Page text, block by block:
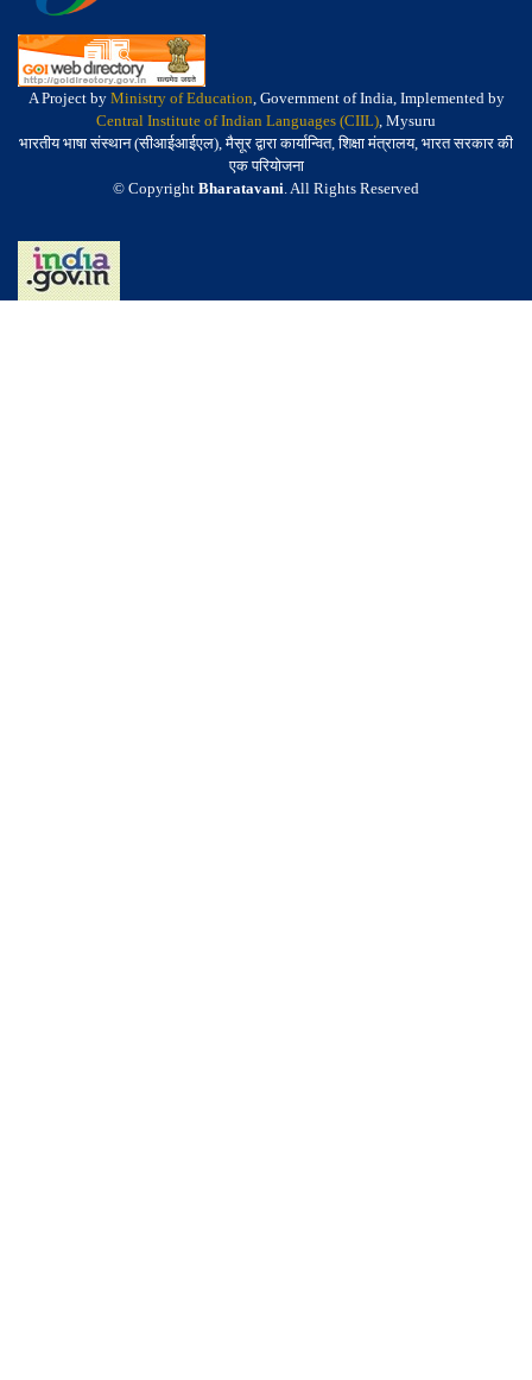
A Project by Ministry of Education, Government of India, Implemented by
Central Institute of Indian Languages (CIIL), Mysuru
भारतीय भाषा संस्थान (सीआईआईएल), मैसूर द्वारा कार्यान्वित, शिक्षा मंत्रालय, भारत सरकार की
एक परियोजना
© Copyright Bharatavani. All Rights Reserved